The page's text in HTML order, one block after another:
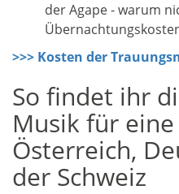
der Agape - warum
>>> Kosten der
So findet ihr
Musik für
Österreich,
der Schweiz